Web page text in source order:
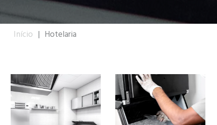
Início | Hotelaria